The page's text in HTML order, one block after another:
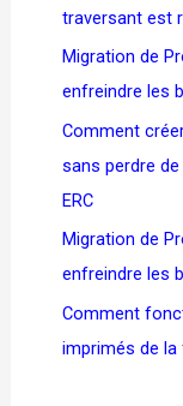
traversant est
Migration de
enfreindre les
Comment
sans perdre
ERC
Migration de
enfreindre les
Comment
imprimés de